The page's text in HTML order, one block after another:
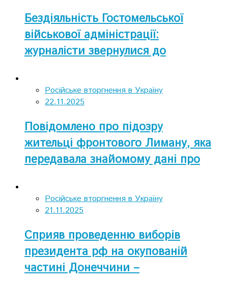
Бездіяльність Гостомельської
військової адміністрації:
журналісти звернулися до
Російське вторгнення в Україну
22.11.2025
Повідомлено про підозру
жительці фронтового Лиману, яка
передавала знайомому дані про
Російське вторгнення в Україну
21.11.2025
Сприяв проведенню виборів
президента рф на окупованій
частині Донеччини –